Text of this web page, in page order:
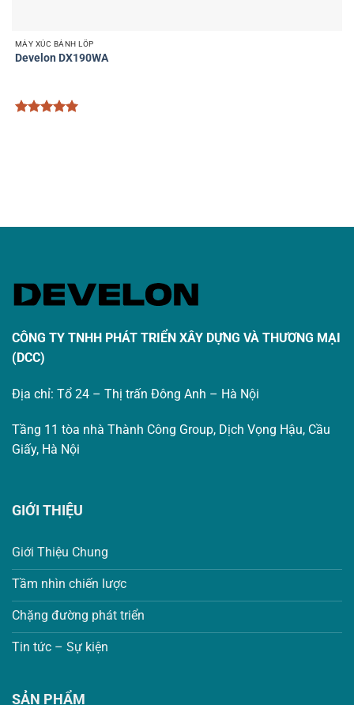
MÁY XÚC BÁNH LỐP
Develon DX190WA
CÔNG TY TNHH PHÁT TRIỂN XÂY DỰNG VÀ THƯƠNG MẠI
(DCC)
Địa chỉ: Tổ 24 – Thị trấn Đông Anh – Hà Nội
Tầng 11 tòa nhà Thành Công Group, Dịch Vọng Hậu, Cầu
Giấy, Hà Nội
GIỚI THIỆU
Giới Thiệu Chung
Tầm nhìn chiến lược
Chặng đường phát triển
Tin tức – Sự kiện
SẢN PHẨM